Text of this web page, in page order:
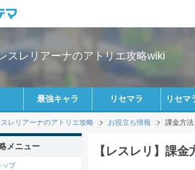
スレリアーナのアトリエ攻略wiki
最強キャラ リセマラ リセマ
レリアーナのアトリエ攻略 お役立ち情報 課金方
【レスレリ】課
メニュー
ップ